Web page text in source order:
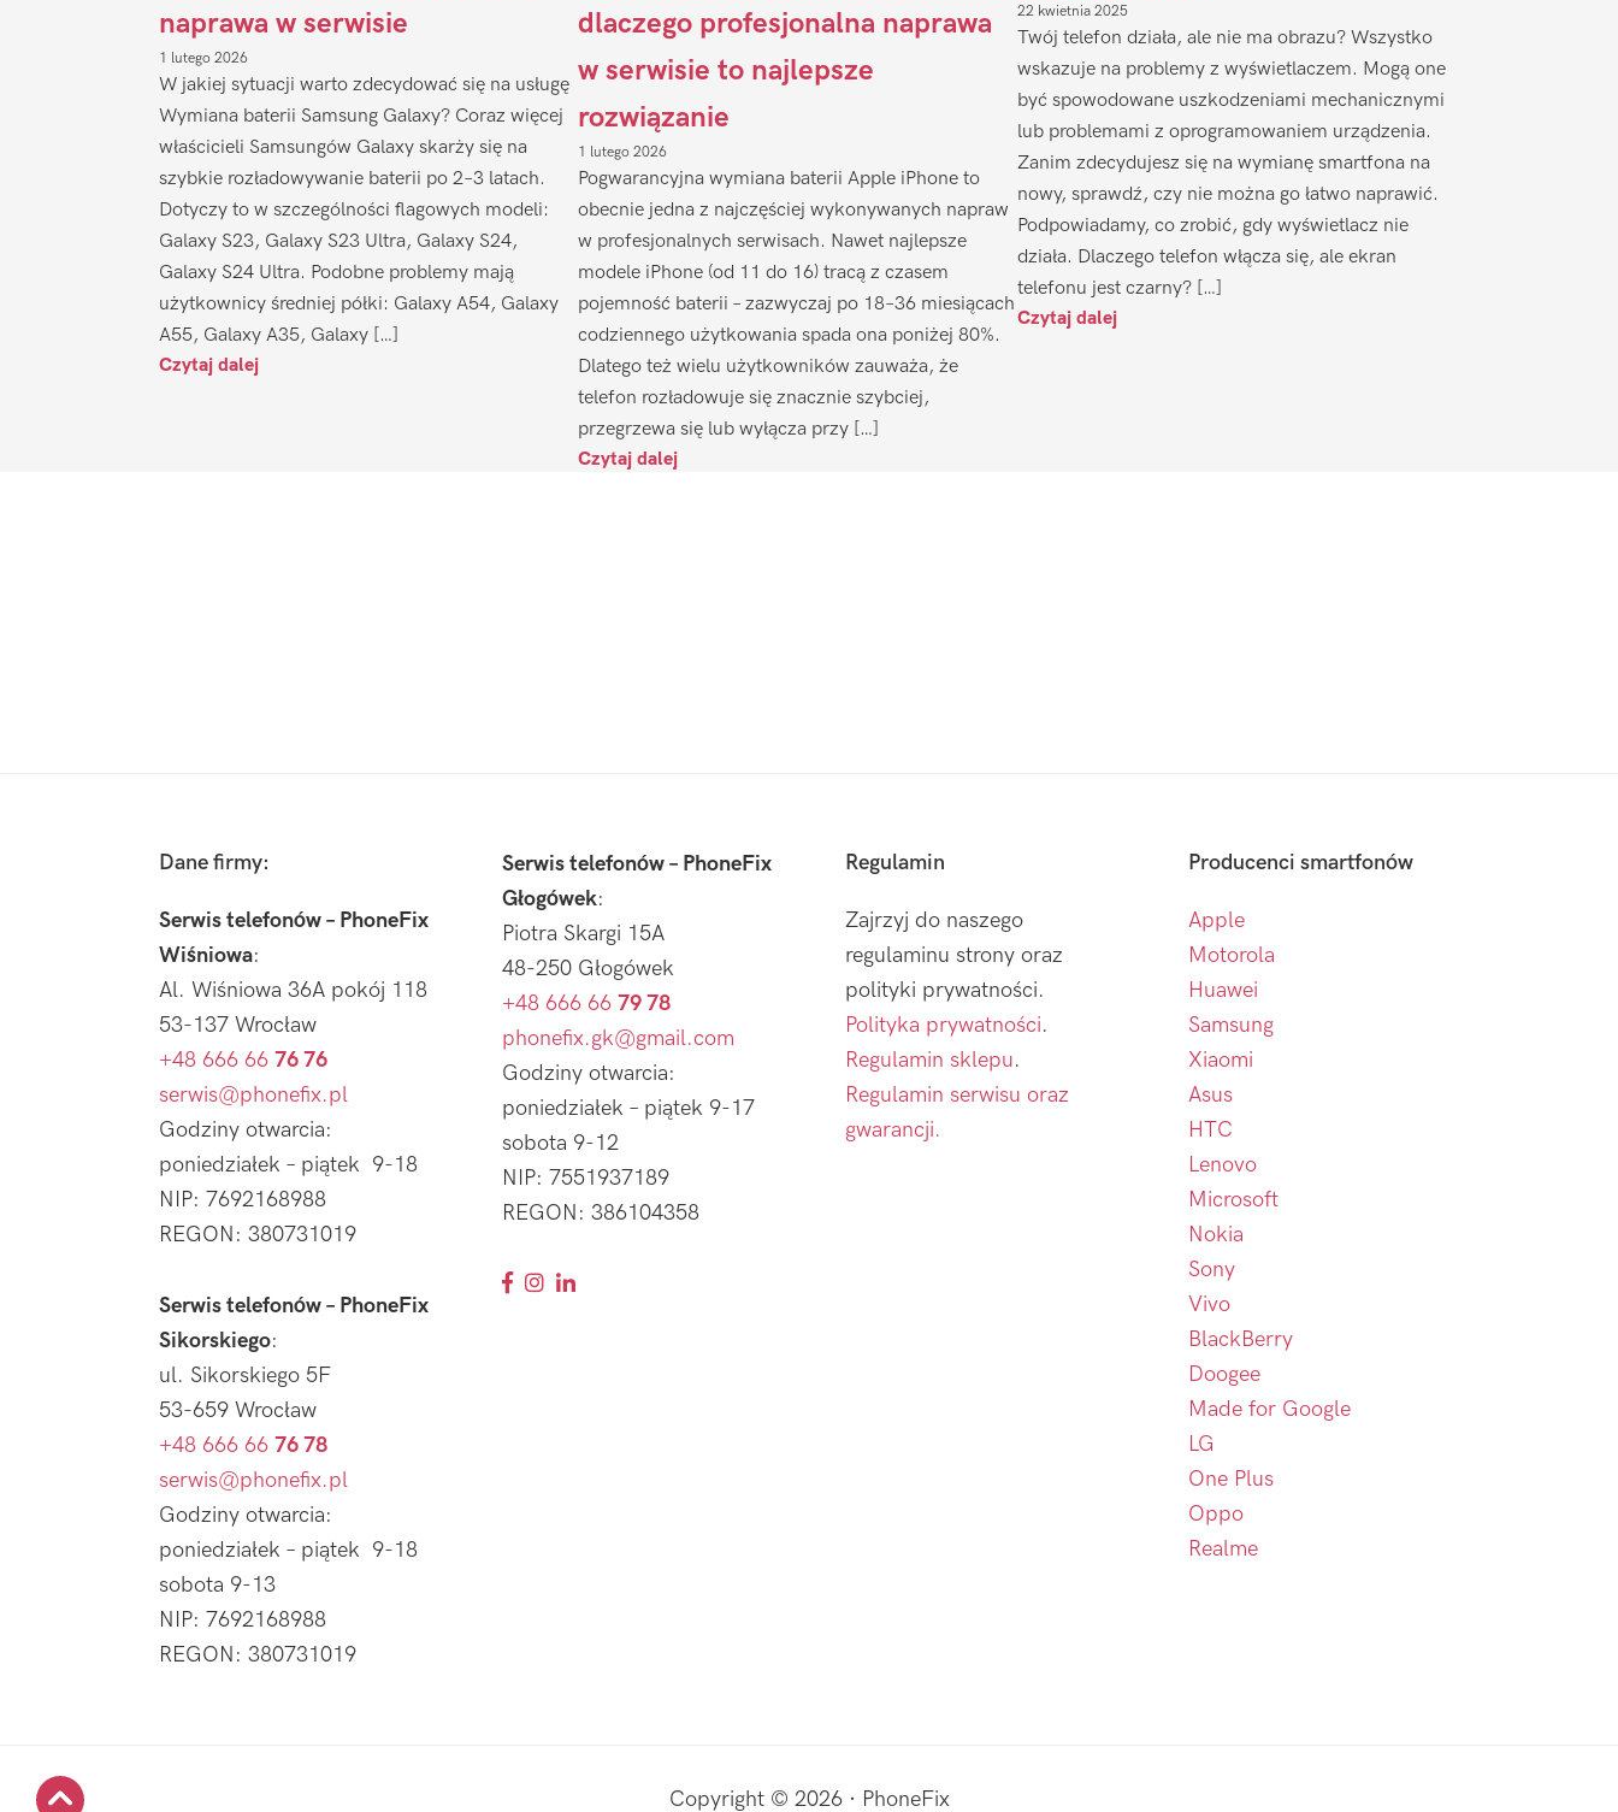
naprawa w serwisie
1 lutego 2026
W jakiej sytuacji warto zdecydować się na usługę
Wymiana baterii Samsung Galaxy? Coraz więcej
właścicieli Samsungów Galaxy skarży się na
szybkie rozładowywanie baterii po 2–3 latach.
Dotyczy to w szczególności flagowych modeli:
Galaxy S23, Galaxy S23 Ultra, Galaxy S24,
Galaxy S24 Ultra. Podobne problemy mają
użytkownicy średniej półki: Galaxy A54, Galaxy
A55, Galaxy A35, Galaxy […]
Czytaj dalej
dlaczego profesjonalna naprawa
w serwisie to najlepsze
rozwiązanie
1 lutego 2026
Pogwarancyjna wymiana baterii Apple iPhone to
obecnie jedna z najczęściej wykonywanych napraw
w profesjonalnych serwisach. Nawet najlepsze
modele iPhone (od 11 do 16) tracą z czasem
pojemność baterii – zazwyczaj po 18–36 miesiącach
codziennego użytkowania spada ona poniżej 80%.
Dlatego też wielu użytkowników zauważa, że
telefon rozładowuje się znacznie szybciej,
przegrzewa się lub wyłącza przy […]
Czytaj dalej
22 kwietnia 2025
Twój telefon działa, ale nie ma obrazu? Wszystko
wskazuje na problemy z wyświetlaczem. Mogą one
być spowodowane uszkodzeniami mechanicznymi
lub problemami z oprogramowaniem urządzenia.
Zanim zdecydujesz się na wymianę smartfona na
nowy, sprawdź, czy nie można go łatwo naprawić.
Podpowiadamy, co zrobić, gdy wyświetlacz nie
działa. Dlaczego telefon włącza się, ale ekran
telefonu jest czarny? […]
Czytaj dalej
Dane firmy:
Serwis telefonów – PhoneFix
Wiśniowa:
Al. Wiśniowa 36A pokój 118
53-137 Wrocław
+48 666 66 76 76
serwis@phonefix.pl
Godziny otwarcia:
poniedziałek – piątek 9-18
NIP: 7692168988
REGON: 380731019
Serwis telefonów – PhoneFix
Sikorskiego:
ul. Sikorskiego 5F
53-659 Wrocław
+48 666 66 76 78
serwis@phonefix.pl
Godziny otwarcia:
poniedziałek – piątek 9-18
sobota 9-13
NIP: 7692168988
REGON: 380731019
Serwis telefonów – PhoneFix
Głogówek:
Piotra Skargi 15A
48-250 Głogówek
+48 666 66 79 78
phonefix.gk@gmail.com
Godziny otwarcia:
poniedziałek – piątek 9-17
sobota 9-12
NIP: 7551937189
REGON: 386104358
Regulamin
Zajrzyj do naszego
regulaminu strony oraz
polityki prywatności.
Polityka prywatności.
Regulamin sklepu.
Regulamin serwisu oraz
gwarancji.
Producenci smartfonów
Apple
Motorola
Huawei
Samsung
Xiaomi
Asus
HTC
Lenovo
Microsoft
Nokia
Sony
Vivo
BlackBerry
Doogee
Made for Google
LG
One Plus
Oppo
Realme
Copyright © 2026 · PhoneFix